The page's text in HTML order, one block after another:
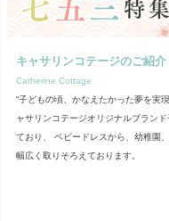
キャサリンコテージのご紹介
Catherine Cottage
“子どもの頃、かなえたかった夢を実
ャサリンコテージオリジナルブラン
ており、 ベビードレスから、幼稚園
幅広く取りそろえております。